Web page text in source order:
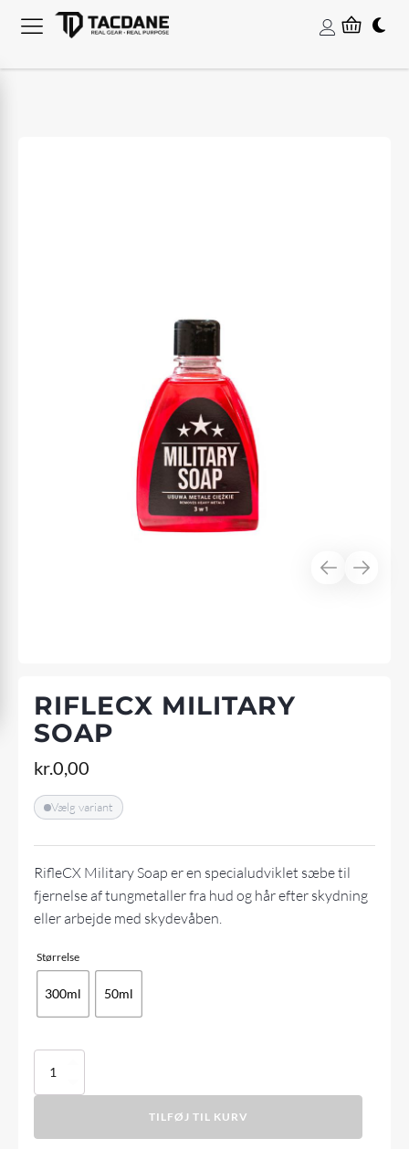
RIFLECX MILITARY
SOAP
kr.0,00
Vælg variant
RifleCX Military Soap er en specialudviklet sæbe til
fjernelse af tungmetaller fra hud og hår efter skydning
eller arbejde med skydevåben.
Størrelse
300ml 50ml
RifleCX
SOAP
TILFØJ TIL KURV